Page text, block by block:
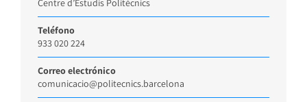
Teléfono
933 020 224
Correo electrónico
comunicacio@politecnics.barcelona